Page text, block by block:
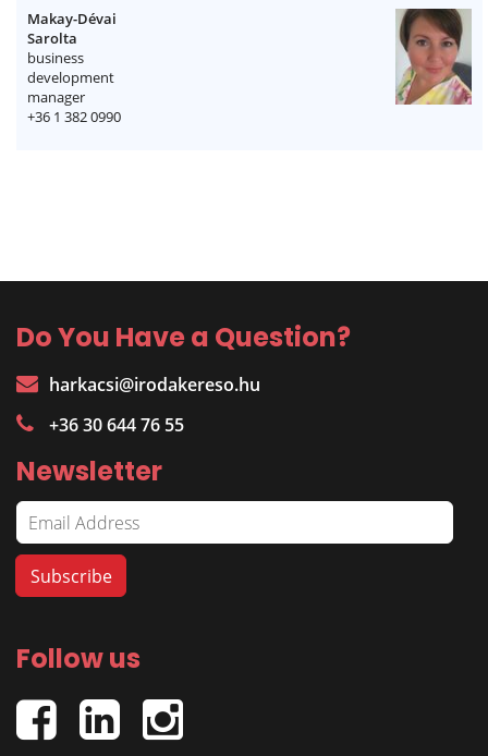
Makay-Dévai
Sarolta
business
development
manager
+36 1 382 0990
Do You Have a Question?
harkacsi@irodakereso.hu
+36 30 644 76 55
Newsletter
Follow us